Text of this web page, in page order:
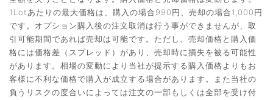
1Lotあたりの最大価格は、購入の場合990円、売却の場合1,000円
です。オプション購入後の注文取消は行う事ができませんが、取
引可能期間であれば売却は可能です。ただし、売却価格と購入価
格には価格差（スプレッド）があり、売却時に損失を被る可能性
があります。相場の変動により当社が提示する購入価格よりもお
客様に不利な価格で購入が成立する場合があります。また当社の
負うリスクの度合いによっては注文の一部もしくは全部を受け付